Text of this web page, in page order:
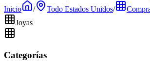
Inicio
/ Todo Estados Unidos/
Joyas
Categorías